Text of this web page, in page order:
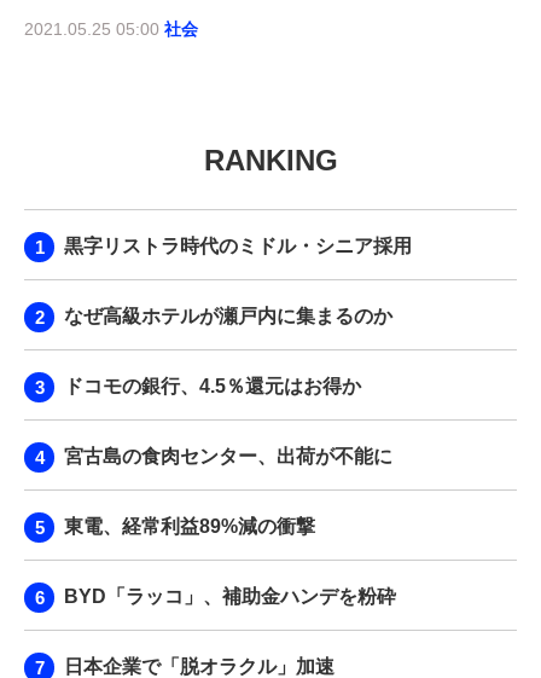
2021.05.25 05:00 社会
RANKING
黒字リストラ時代のミドル・シニア採用
なぜ高級ホテルが瀬戸内に集まるのか
ドコモの銀行、4.5％還元はお得か
宮古島の食肉センター、出荷が不能に
東電、経常利益89%減の衝撃
BYD「ラッコ」、補助金ハンデを粉砕
日本企業で「脱オラクル」加速